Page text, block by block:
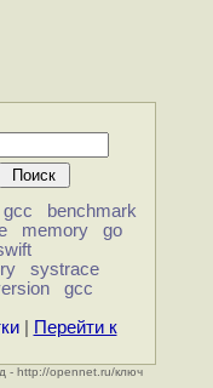
gcc
benchmark
memory
go
systrace
gcc
|
Перейти к
- http://opennet.ru/ключ